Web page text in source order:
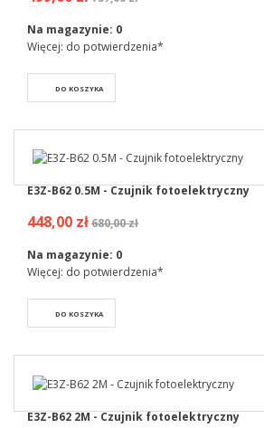
Na magazynie: 0
Więcej: do potwierdzenia*
DO KOSZYKA
E3Z-B62 0.5M - Czujnik fotoelektryczny
448,00 zł680,00 zł
Na magazynie: 0
Więcej: do potwierdzenia*
DO KOSZYKA
E3Z-B62 2M - Czujnik fotoelektryczny